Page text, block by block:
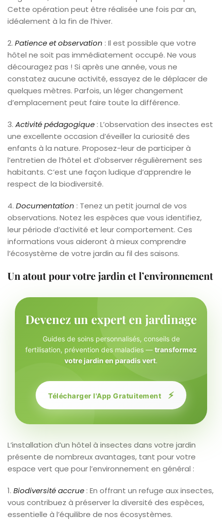
Cette opération peut être réalisée une fois par an,
idéalement à la fin de l’hiver.
2. Patience et observation : Il est possible que votre
hôtel ne soit pas immédiatement occupé. Ne vous
découragez pas ! Si après une année, vous ne
constatez aucune activité, essayez de le déplacer de
quelques mètres. Parfois, un léger changement
d’emplacement peut faire toute la différence.
3. Activité pédagogique : L’observation des insectes est
une excellente occasion d’éveiller la curiosité des
enfants à la nature. Proposez-leur de participer à
l’entretien de l’hôtel et d’observer régulièrement ses
habitants. C’est une façon ludique d’apprendre le
respect de la biodiversité.
4. Documentation : Tenez un petit journal de vos
observations. Notez les espèces que vous identifiez,
leur période d’activité et leur comportement. Ces
informations vous aideront à mieux comprendre
l’écosystème de votre jardin au fil des saisons.
Un atout pour votre jardin et l’environnement
Devenez un expert en jardinage
Guides de soins personnalisés, conseils de
fertilisation, prévention des maladies — transformez
votre jardin en paradis vert.
Télécharger l'App Gratuitement ⚡
L’installation d’un hôtel à insectes dans votre jardin
présente de nombreux avantages, tant pour votre
espace vert que pour l’environnement en général :
1. Biodiversité accrue : En offrant un refuge aux insectes,
vous contribuez à préserver la diversité des espèces,
essentielle à l’équilibre de nos écosystèmes.